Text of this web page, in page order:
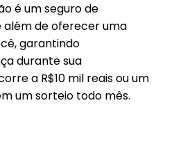
é um seguro de
além de oferecer uma
garantindo
durante sua
a R$10 mil reais ou um
um sorteio todo mês.